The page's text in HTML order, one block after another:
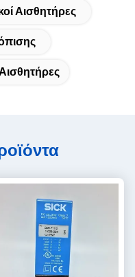
Αισθητήρες